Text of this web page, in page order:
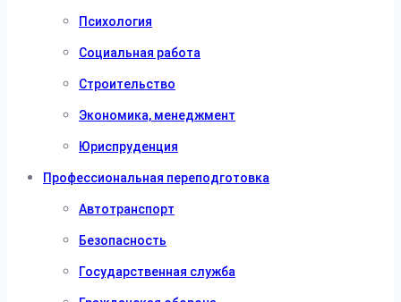
Психология
Социальная работа
Строительство
Экономика, менеджмент
Юриспруденция
Профессиональная переподготовка
Автотранспорт
Безопасность
Государственная служба